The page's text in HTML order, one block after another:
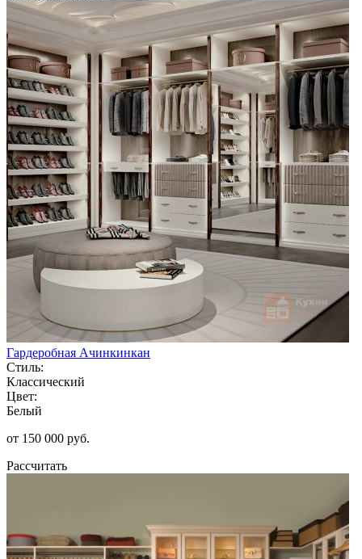
Гардеробная Ачинкинкан
Стиль:
Классический
Цвет:
Белый
от 150 000 руб.
Рассчитать